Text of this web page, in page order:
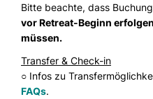
Bitte beachte, dass
vor Retreat-Beginn
müssen.
Transfer & Check-in
○ Infos zu
FAQs.